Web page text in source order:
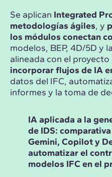
Se aplican Integrated
metodologías ágiles, y
los módulos conectan
modelos, BEP, 4D/5D y
alineada con el
incorporar flujos de IA
datos del IFC,
informes y la toma de
IA aplicada a la
de IDS:
Gemini, Copilot y
automatizar el
modelos IFC en el